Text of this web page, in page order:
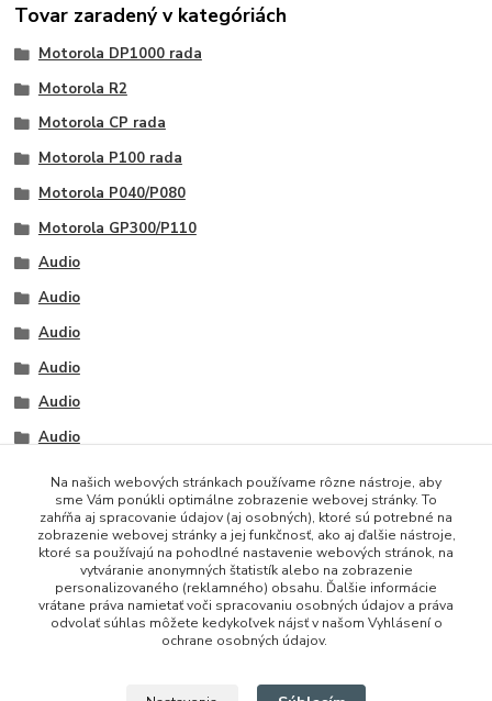
Tovar zaradený v kategóriách
Motorola DP1000 rada
Motorola R2
Motorola CP rada
Motorola P100 rada
Motorola P040/P080
Motorola GP300/P110
Audio
Audio
Audio
Audio
Audio
Audio
+421 948 229 224
Na našich webových stránkach používame rôzne nástroje, aby
sme Vám ponúkli optimálne zobrazenie webovej stránky. To
zahŕňa aj spracovanie údajov (aj osobných), ktoré sú potrebné na
zobrazenie webovej stránky a jej funkčnosť, ako aj ďalšie nástroje,
ktoré sa používajú na pohodlné nastavenie webových stránok, na
vytváranie anonymných štatistík alebo na zobrazenie
personalizovaného (reklamného) obsahu. Ďalšie informácie
vrátane práva namietať voči spracovaniu osobných údajov a práva
odvolať súhlas môžete kedykoľvek nájsť v našom Vyhlásení o
ochrane osobných údajov.